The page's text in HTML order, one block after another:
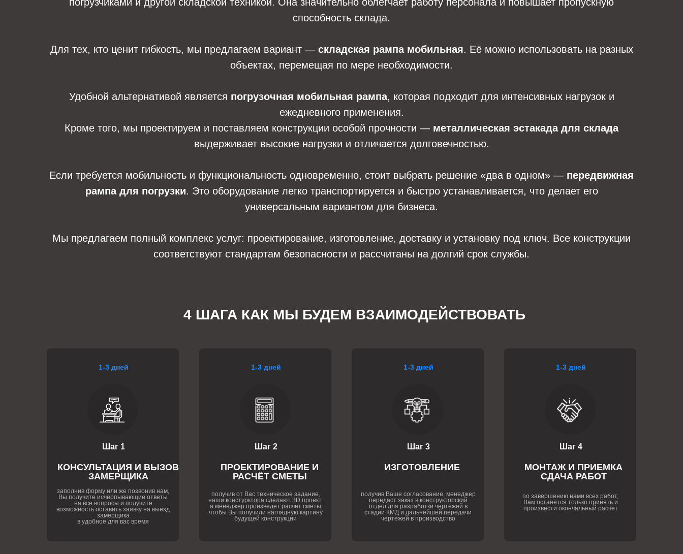
способность склада.
Для тех, кто ценит гибкость, мы предлагаем вариант — складская рампа мобильная. Её можно использовать на разных
объектах, перемещая по мере необходимости.
Удобной альтернативой является погрузочная мобильная рампа, которая подходит для интенсивных нагрузок и
ежедневного применения.
Кроме того, мы проектируем и поставляем конструкции особой прочности — металлическая эстакада для склада
выдерживает высокие нагрузки и отличается долговечностью.
Если требуется мобильность и функциональность одновременно, стоит выбрать решение «два в одном» — передвижная
рампа для погрузки. Это оборудование легко транспортируется и быстро устанавливается, что делает его
универсальным вариантом для бизнеса.
Мы предлагаем полный комплекс услуг: проектирование, изготовление, доставку и установку под ключ. Все конструкции
соответствуют стандартам безопасности и рассчитаны на долгий срок службы.
4 ШАГА КАК МЫ БУДЕМ ВЗАИМОДЕЙСТВОВАТЬ
1-3 дней
Шаг 4
МОНТАЖ И ПРИЕМКА
СДАЧА РАБОТ
по завершению нами всех работ,
Вам останется только принять и
произвести окончальный расчет
1-3 дней
Шаг 3
ИЗГОТОВЛЕНИЕ
получив Ваше согласование, менеджер
передаст заказ в конструкторский
отдел для разработки чертежей в
стадии КМД и дальнейшей передачи
чертежей в производство
1-3 дней
Шаг 2
ПРОЕКТИРОВАНИЕ И
РАСЧЁТ СМЕТЫ
получив от Вас техническое задание,
наши констурктора сделают 3D проект,
а менеджер произведет расчет сметы
чтобы Вы получили наглядную картину
будущей конструкции
1-3 дней
Шаг 1
КОНСУЛЬТАЦИЯ И ВЫЗОВ
ЗАМЕРЩИКА
заполнив форму или же позвонив нам,
Вы получите исчерпывающие ответы
на все вопросы и получите
возможность оставить заявку на выезд
замерщика
в удобное для вас время